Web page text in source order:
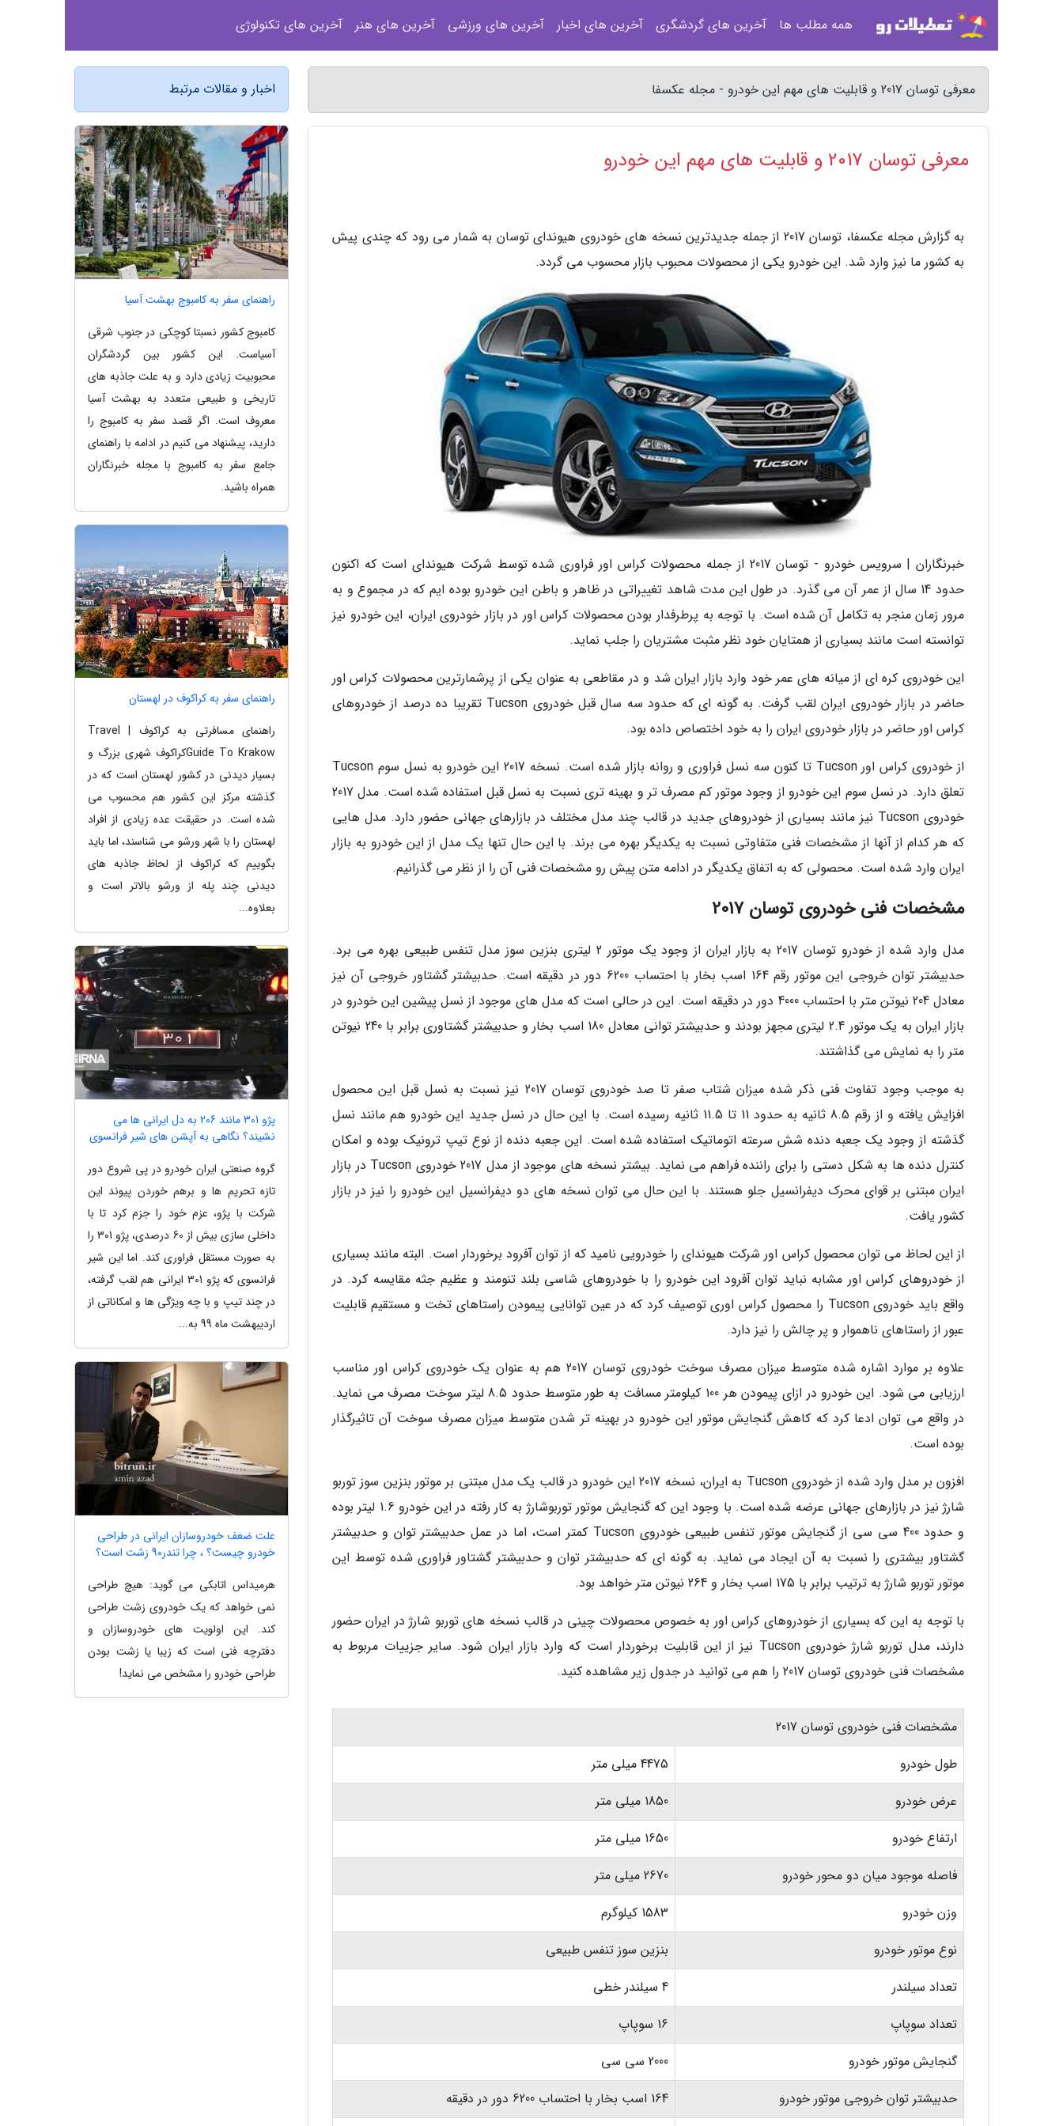
معرفی توسان 2017 و قابلیت های مهم این خودرو - مجله عکسفا
معرفی توسان 2017 و قابلیت های مهم این خودرو
به گزارش مجله عکسفا، توسان 2017 از جمله جدیدترین نسخه های خودروی هیوندای توسان به شمار می رود که چندی پیش
به کشور ما نیز وارد شد. این خودرو یکی از محصولات محبوب بازار محسوب می گردد.
خبرنگاران | سرویس خودرو - توسان 2017 از جمله محصولات کراس اور فراوری شده توسط شرکت هیوندای است که اکنون
حدود 14 سال از عمر آن می گذرد. در طول این مدت شاهد تغییراتی در ظاهر و باطن این خودرو بوده ایم که در مجموع و به
مرور زمان منجر به تکامل آن شده است. با توجه به پرطرفدار بودن محصولات کراس اور در بازار خودروی ایران، این خودرو نیز
توانسته است مانند بسیاری از همتایان خود نظر مثبت مشتریان را جلب نماید.
این خودروی کره ای از میانه های عمر خود وارد بازار ایران شد و در مقاطعی به عنوان یکی از پرشمارترین محصولات کراس اور
حاضر در بازار خودروی ایران لقب گرفت. به گونه ای که حدود سه سال قبل خودروی Tucson تقریبا ده درصد از خودروهای
کراس اور حاضر در بازار خودروی ایران را به خود اختصاص داده بود.
از خودروی کراس اور Tucson تا کنون سه نسل فراوری و روانه بازار شده است. نسخه 2017 این خودرو به نسل سوم Tucson
تعلق دارد. در نسل سوم این خودرو از وجود موتور کم مصرف تر و بهینه تری نسبت به نسل قبل استفاده شده است. مدل 2017
خودروی Tucson نیز مانند بسیاری از خودروهای جدید در قالب چند مدل مختلف در بازارهای جهانی حضور دارد. مدل هایی
که هر کدام از آنها از مشخصات فنی متفاوتی نسبت به یکدیگر بهره می برند. با این حال تنها یک مدل از این خودرو به بازار
ایران وارد شده است. محصولی که به اتفاق یکدیگر در ادامه متن پیش رو مشخصات فنی آن را از نظر می گذرانیم.
مشخصات فنی خودروی توسان 2017
مدل وارد شده از خودرو توسان 2017 به بازار ایران از وجود یک موتور 2 لیتری بنزین سوز مدل تنفس طبیعی بهره می برد.
حدبیشتر توان خروجی این موتور رقم 164 اسب بخار با احتساب 6200 دور در دقیقه است. حدبیشتر گشتاور خروجی آن نیز
معادل 204 نیوتن متر با احتساب 4000 دور در دقیقه است. این در حالی است که مدل های موجود از نسل پیشین این خودرو در
بازار ایران به یک موتور 2.4 لیتری مجهز بودند و حدبیشتر توانی معادل 180 اسب بخار و حدبیشتر گشتاوری برابر با 240 نیوتن
متر را به نمایش می گذاشتند.
به موجب وجود تفاوت فنی ذکر شده میزان شتاب صفر تا صد خودروی توسان 2017 نیز نسبت به نسل قبل این محصول
افزایش یافته و از رقم 8.5 ثانیه به حدود 11 تا 11.5 ثانیه رسیده است. با این حال در نسل جدید این خودرو هم مانند نسل
گذشته از وجود یک جعبه دنده شش سرعته اتوماتیک استفاده شده است. این جعبه دنده از نوع تیپ ترونیک بوده و امکان
کنترل دنده ها به شکل دستی را برای راننده فراهم می نماید. بیشتر نسخه های موجود از مدل 2017 خودروی Tucson در بازار
ایران مبتنی بر قوای محرک دیفرانسیل جلو هستند. با این حال می توان نسخه های دو دیفرانسیل این خودرو را نیز در بازار
کشور یافت.
از این لحاظ می توان محصول کراس اور شرکت هیوندای را خودرویی نامید که از توان آفرود برخوردار است. البته مانند بسیاری
از خودروهای کراس اور مشابه نباید توان آفرود این خودرو را با خودروهای شاسی بلند تنومند و عظیم جثه مقایسه کرد. در
واقع باید خودروی Tucson را محصول کراس اوری توصیف کرد که در عین توانایی پیمودن راستاهای تخت و مستقیم قابلیت
عبور از راستاهای ناهموار و پر چالش را نیز دارد.
علاوه بر موارد اشاره شده متوسط میزان مصرف سوخت خودروی توسان 2017 هم به عنوان یک خودروی کراس اور مناسب
ارزیابی می شود. این خودرو در ازای پیمودن هر 100 کیلومتر مسافت به طور متوسط حدود 8.5 لیتر سوخت مصرف می نماید.
در واقع می توان ادعا کرد که کاهش گنجایش موتور این خودرو در بهینه تر شدن متوسط میزان مصرف سوخت آن تاثیرگذار
بوده است.
افزون بر مدل وارد شده از خودروی Tucson به ایران، نسخه 2017 این خودرو در قالب یک مدل مبتنی بر موتور بنزین سوز توربو
شارژ نیز در بازارهای جهانی عرضه شده است. با وجود این که گنجایش موتور توربوشارژ به کار رفته در این خودرو 1.6 لیتر بوده
و حدود 400 سی سی از گنجایش موتور تنفس طبیعی خودروی Tucson کمتر است، اما در عمل حدبیشتر توان و حدبیشتر
گشتاور بیشتری را نسبت به آن ایجاد می نماید. به گونه ای که حدبیشتر توان و حدبیشتر گشتاور فراوری شده توسط این
موتور توربو شارژ به ترتیب برابر با 175 اسب بخار و 264 نیوتن متر خواهد بود.
با توجه به این که بسیاری از خودروهای کراس اور به خصوص محصولات چینی در قالب نسخه های توربو شارژ در ایران حضور
دارند، مدل توربو شارژ خودروی Tucson نیز از این قابلیت برخوردار است که وارد بازار ایران شود. سایر جزییات مربوط به
مشخصات فنی خودروی توسان 2017 را هم می توانید در جدول زیر مشاهده کنید.
مشخصات فنی خودروی توسان 2017
طول خودرو
4475 میلی متر
عرض خودرو
1850 میلی متر
ارتفاع خودرو
1650 میلی متر
فاصله موجود میان دو محور خودرو
2670 میلی متر
وزن خودرو
1583 کیلوگرم
نوع موتور خودرو
بنزین سوز تنفس طبیعی
تعداد سیلندر
4 سیلندر خطی
تعداد سوپاپ
16 سوپاپ
گنجایش موتور خودرو
2000 سی سی
حدبیشتر توان خروجی موتور خودرو
164 اسب بخار با احتساب 6200 دور در دقیقه
اخبار و مقالات مرتبط
راهنمای سفر به کامبوج بهشت آسیا
کامبوج کشور نسبتا کوچکی در جنوب شرقی
آسیاست. این کشور بین گردشگران
محبوبیت زیادی دارد و به علت جاذبه های
تاریخی و طبیعی متعدد به بهشت آسیا
معروف است. اگر قصد سفر به کامبوج را
دارید، پیشنهاد می کنیم در ادامه با راهنمای
جامع سفر به کامبوج با مجله خبرنگاران
همراه باشید.
راهنمای سفر به کراکوف در لهستان
راهنمای مسافرتی به کراکوف | Travel
Guide To Krakowکراکوف شهری بزرگ و
بسیار دیدنی در کشور لهستان است که در
گذشته مرکز این کشور هم محسوب می
شده است. در حقیقت عده زیادی از افراد
لهستان را با شهر ورشو می شناسند، اما باید
بگوییم که کراکوف از لحاظ جاذبه های
دیدنی چند پله از ورشو بالاتر است و
بعلاوه...
پژو 301 مانند 206 به دل ایرانی ها می
نشیند؟ نگاهی به آپشن های شیر فرانسوی
گروه صنعتی ایران خودرو در پی شروع دور
تازه تحریم ها و برهم خوردن پیوند این
شرکت با پژو، عزم خود را جزم کرد تا با
داخلی سازی بیش از 60 درصدی، پژو 301 را
به صورت مستقل فراوری کند. اما این شیر
فرانسوی که پژو 301 ایرانی هم لقب گرفته،
در چند تیپ و با چه ویژگی ها و امکاناتی از
اردیبهشت ماه 99 به...
علت ضعف خودروسازان ایرانی در طراحی
خودرو چیست؟ ، چرا تندر90 زشت است؟
هرمیداس اتابکی می گوید: هیچ طراحی
نمی خواهد که یک خودروی زشت طراحی
کند. این اولویت های خودروسازان و
دفترچه فنی است که زیبا یا زشت بودن
طراحی خودرو را مشخص می نماید!
همه مطلب ها آخرین های گردشگری آخرین های اخبار آخرین های ورزشی آخرین های هنر آخرین های تکنولوژی